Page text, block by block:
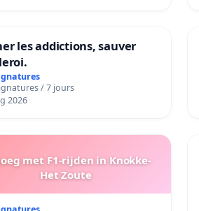
les addictions, sauver
/ 7 jours
2026
met F1-rijden in Knokke-
Het Zoute